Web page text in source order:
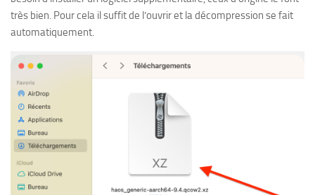
très bien. Pour cela il suffit de l’ouvrir et la décompression se fait
automatiquement.